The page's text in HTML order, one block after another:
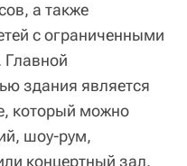
а также
с ограниченными
здания является
который можно
шоу-рум,
концертный зал.